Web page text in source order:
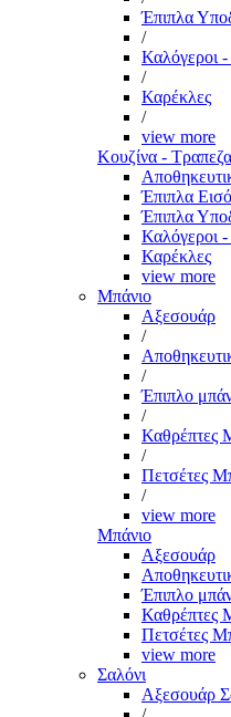
Έπιπλα
/
Καλόγεροι
/
Καρέκλες
/
view more
Κουζίνα -
Έπιπλα
Έπιπλα
Καλόγεροι
Καρέκλες
view more
Μπάνιο
Αξεσουάρ
/
/
Έπιπλο
/
Καθρέπτες
/
Πετσέτες
/
view more
Μπάνιο
Αξεσουάρ
Έπιπλο
Καθρέπτες
Πετσέτες
view more
Σαλόνι
Αξεσουάρ